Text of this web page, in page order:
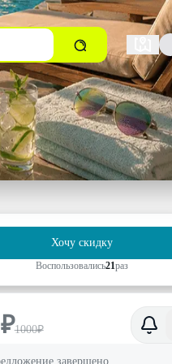
Хочу скидку
Воспользовались21раз
₽1000₽
завершено